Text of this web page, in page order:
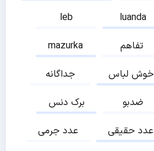
leb
luanda
mazurka
تفاهم
جداگانه
خوش لباس
برک دنس
ضدبو
عدد جرمی
عدد حقیقی